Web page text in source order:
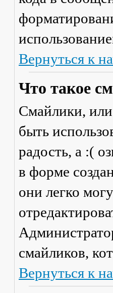
Вернуться к
Что такое
Смайлики,
быть
радость, а :(
в форме
они легко
смайликов,
Вернуться к